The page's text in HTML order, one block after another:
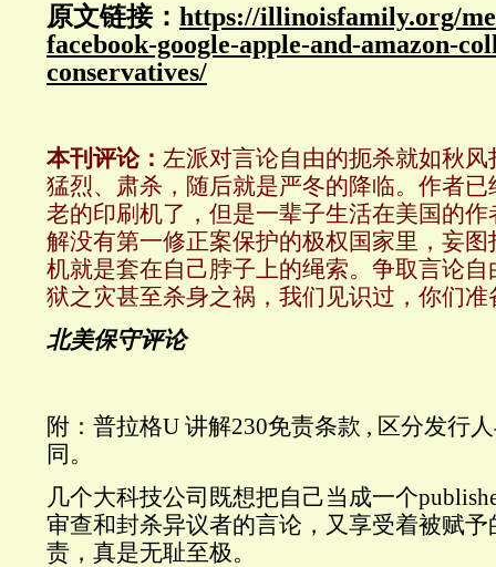
原文链接： https://illinoisfamily.org/
facebook-google-apple-and-amazon-
conservatives/
本刊评论： 左派对言论自由的扼杀就如秋
猛烈、肃杀，随后就是严冬的降临。作者
老的印刷机了，但是一辈子生活在美国的
解没有第一修正案保护的极权国家里，妄
机就是套在自己脖子上的绳索。争取言论
狱之灾甚至杀身之祸，我们见识过，你们准
北美保守评论
附：普拉格U 讲解230免责条款 , 区分发行
同。
几个大科技公司既想把自己当成一个
审查和封杀异议者的言论，又 享受着被赋予
责，真是无耻至极。